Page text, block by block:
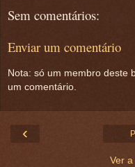
Sem comentários:
Enviar um comentário
Nota: só um membro deste
um comentário.
‹
Ver